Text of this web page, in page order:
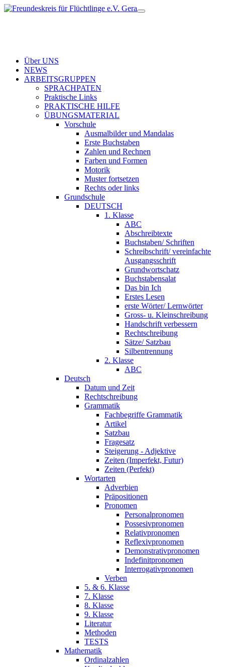
Über UNS
NEWS
ARBEITSGRUPPEN
SPRACHPATEN
Praktische Links
PRAKTISCHE HILFE
ÜBUNGSMATERIAL
Vorschule
Ausmalbilder und Mandalas
Erste Buchstaben
Zahlen und Rechnen
Farben und Formen
Motorik
Muster fortsetzen
Rechts oder links
Grundschule
DEUTSCH
1. Klasse
ABC
Abschreibtexte
Buchstaben/ Schriften
Schreibschrift/ vereinfachte
Ausgangsschrift
Grundwortschatz
Buchstabensalat
Das bin Ich
Erstes Lesen
erste Wörter/ Lernwörter
Gross- u. Kleinschreibung
Handschrift verbessern
Rechtschreibung
Sätze/ Satzbau
Silbentrennung
2. Klasse
ABC
Deutsch
Datum und Zeit
Rechtschreibung
Grammatik
Fachbegriffe Grammatik
Artikel
Satzbau
Fragesatz
Steigerung - Adjektive
Zeiten (Imperfekt, Futur)
Zeiten (Perfekt)
Wortarten
Adverbien
Präpositionen
Pronomen
Personalpronomen
Possesivpronomen
Relativpronomen
Reflexivpronomen
Demonstrativpronomen
Indefinitpronomen
Interrogativpronomen
Verben
5. & 6. Klasse
7. Klasse
8. Klasse
9. Klasse
Literatur
Methoden
TESTS
Mathematik
Ordinalzahlen